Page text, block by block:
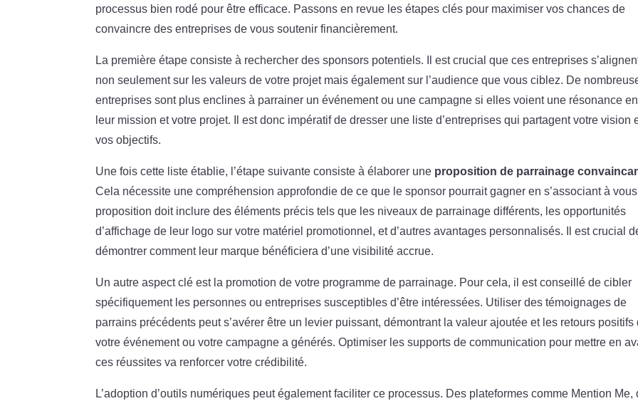
processus bien rodé pour être efficace. Passons en revue les étapes clés pour maximiser vos chances de
convaincre des entreprises de vous soutenir financièrement.
La première étape consiste à rechercher des sponsors potentiels. Il est crucial que ces entreprises
non seulement sur les valeurs de votre projet mais également sur l’audience que vous ciblez. De
entreprises sont plus enclines à parrainer un événement ou une campagne si elles voient une résonance
leur mission et votre projet. Il est donc impératif de dresser une liste d’entreprises qui partagent votre vision
vos objectifs.
Une fois cette liste établie, l’étape suivante consiste à élaborer une proposition de parrainage
Cela nécessite une compréhension approfondie de ce que le sponsor pourrait gagner en s’associant à
proposition doit inclure des éléments précis tels que les niveaux de parrainage différents, les opportunités
d’affichage de leur logo sur votre matériel promotionnel, et d’autres avantages personnalisés. Il est crucial
démontrer comment leur marque bénéficiera d’une visibilité accrue.
Un autre aspect clé est la promotion de votre programme de parrainage. Pour cela, il est conseillé de cibler
spécifiquement les personnes ou entreprises susceptibles d’être intéressées. Utiliser des témoignages de
parrains précédents peut s’avérer être un levier puissant, démontrant la valeur ajoutée et les retours positifs
votre événement ou votre campagne a générés. Optimiser les supports de communication pour mettre en
ces réussites va renforcer votre crédibilité.
L’adoption d’outils numériques peut également faciliter ce processus. Des plateformes comme Mention Me,